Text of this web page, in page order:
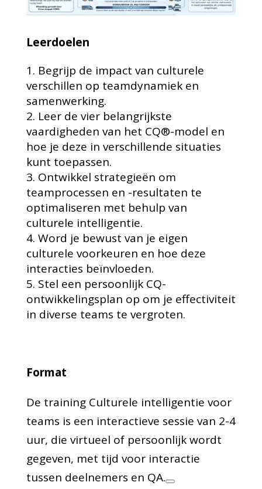
Leerdoelen
Begrijp de impact van culturele
verschillen op teamdynamiek en
samenwerking.
Leer de vier belangrijkste
vaardigheden van het CQ®-model en
hoe je deze in verschillende situaties
kunt toepassen.
Ontwikkel strategieën om
teamprocessen en -resultaten te
optimaliseren met behulp van
culturele intelligentie.
Word je bewust van je eigen
culturele voorkeuren en hoe deze
interacties beïnvloeden.
Stel een persoonlijk CQ-
ontwikkelingsplan op om je effectiviteit
in diverse teams te vergroten.
Format
De training Culturele intelligentie voor
teams is een interactieve sessie van 2-4
uur, die virtueel of persoonlijk wordt
gegeven, met tijd voor interactie
tussen deelnemers en QA.